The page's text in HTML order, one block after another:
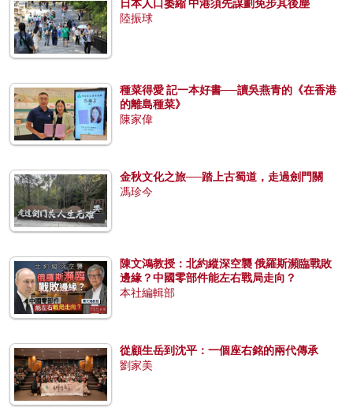
日本人口萎縮 中港須先謀劃免步其後塵
陸振球
種菜得愛 記一本好書──讀吳燕青的《在香港
的離島種菜》
陳家偉
金秋文化之旅──踏上古蜀道，走過劍門關
馮珍今
陳文鴻教授：北約縱深空襲 俄羅斯瀕臨戰敗
邊緣？中國零部件能左右戰局走向？
本社編輯部
從顧生岳到沈平：一個座右銘的兩代傳承
劉家美